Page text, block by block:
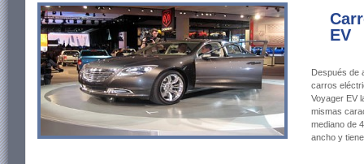
EV
Después de
carros
Voyager EV
mismas
mediano de
ancho y